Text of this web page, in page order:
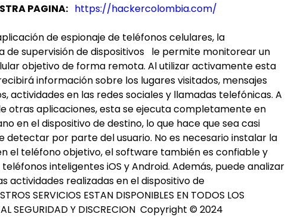
PAGINA: https://hackercolombia.com/
de espionaje de teléfonos celulares, la
de supervisión de dispositivos   le permite monitorear un
objetivo de forma remota. Al utilizar activamente esta
información sobre los lugares visitados, mensajes
actividades en las redes sociales y llamadas telefónicas. A
otras aplicaciones, esta se ejecuta completamente en
en el dispositivo de destino, lo que hace que sea casi
detectar por parte del usuario. No es necesario instalar la
el teléfono objetivo, el software también es confiable y
inteligentes iOS y Android. Además, puede analizar
actividades realizadas en el dispositivo de
SERVICIOS ESTAN DISPONIBLES EN TODOS LOS
SEGURIDAD Y DISCRECION  Copyright © 2024